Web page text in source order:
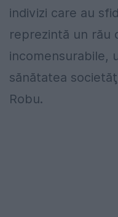
indivizi care au
reprezintă un rău
incomensurabile,
sănătatea
Robu.